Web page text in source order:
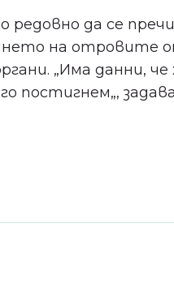
да се
на отровите
„Има данни, че
постигнем„,